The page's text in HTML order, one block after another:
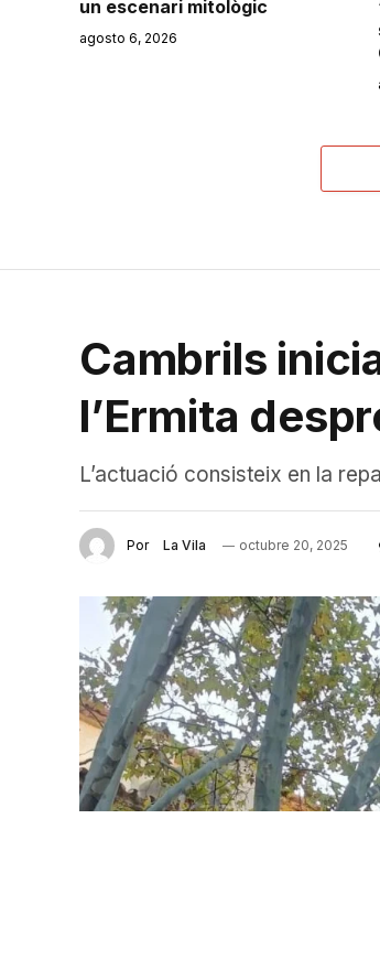
un escenari mitològic
agosto 6, 2026
Cambrils
l’Ermita
L’actuació consisteix en la
Por La Vila octubre 20, 2025